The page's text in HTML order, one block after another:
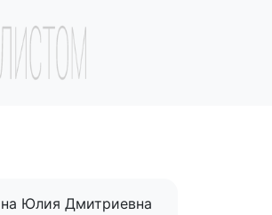
Юлия Дмитриевна